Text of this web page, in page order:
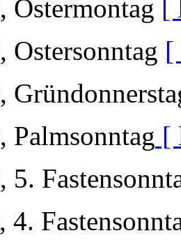
Ostermontag
Ostersonntag [
Palmsonntag [
5.
4.